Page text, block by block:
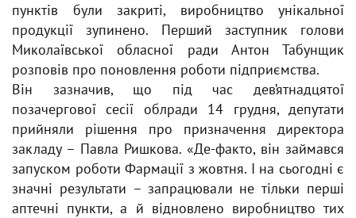
пунктів були закриті, виробництво унікальної
продукції зупинено. Перший заступник голови
Миколаївської обласної ради Антон Табунщик
розповів про поновлення роботи підприємства.
Він зазначив, що під час дев’ятнадцятої
позачергової сесії облради 14 грудня, депутати
прийняли рішення про призначення директора
закладу – Павла Ришкова. «Де-факто, він займався
запуском роботи Фармації з жовтня. І на сьогодні є
значні результати – запрацювали не тільки перші
аптечні пункти, а й відновлено виробництво тих